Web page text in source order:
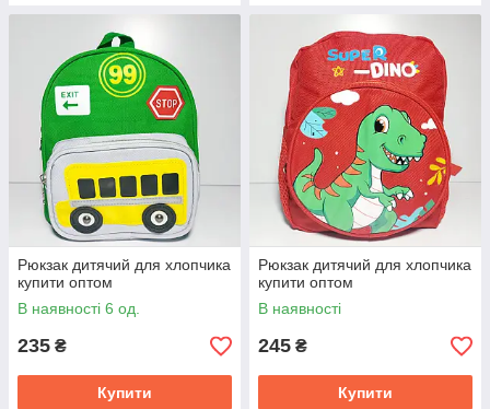
Рюкзак дитячий для хлопчика
купити оптом
В наявності 6 од.
235 ₴
Купити
Рюкзак дитячий для хлопчика
купити оптом
В наявності
245 ₴
Купити